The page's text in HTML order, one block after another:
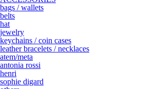
bags / wallets
belts
hat
jewelry
keychains / coin cases
leather bracelets / necklaces
atem/meta
antonia rossi
henri
sophie digard